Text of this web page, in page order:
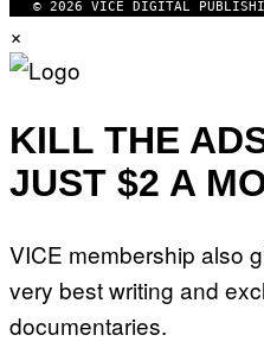
© 2026 VICE DIGITAL
×
KILL THE
JUST $2 A
VICE membership also
very best writing and
documentaries.